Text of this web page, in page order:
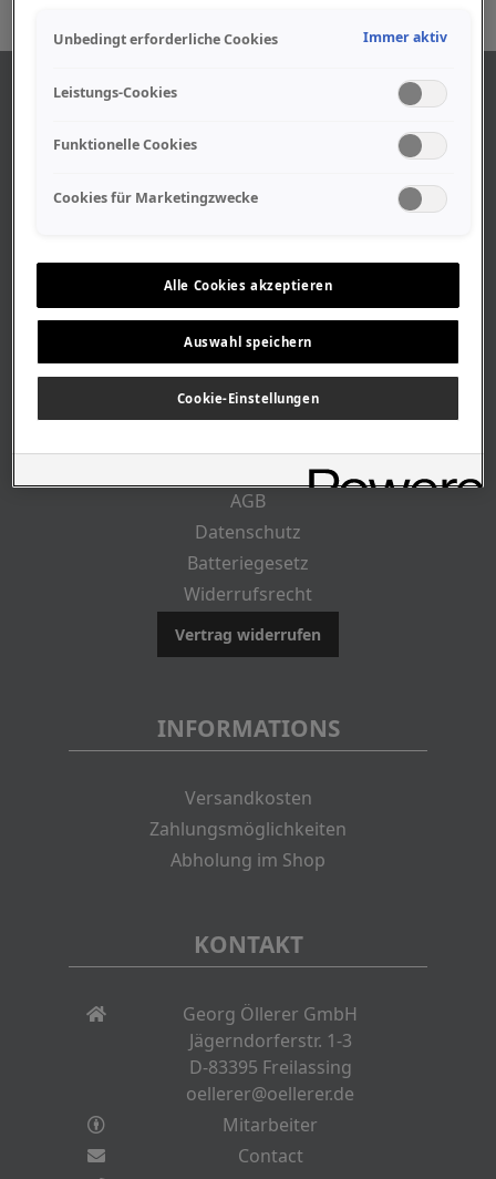
Geschäftszeiten
Stellenangebote
Geschichte
CUSTOMER INFO
AGB
Datenschutz
Batteriegesetz
Widerrufsrecht
Vertrag widerrufen
INFORMATIONS
Versandkosten
Zahlungsmöglichkeiten
Abholung im Shop
KONTAKT
Georg Öllerer GmbH
Jägerndorferstr. 1-3
D-83395 Freilassing
oellerer@oellerer.de
Mitarbeiter
Contact
Unbedingt erforderliche Cookies Immer aktiv
Leistungs-Cookies
Funktionelle Cookies
Cookies für Marketingzwecke
Alle Cookies akzeptieren
Auswahl speichern
Cookie-Einstellungen